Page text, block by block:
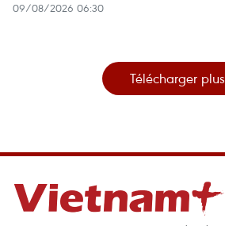
09/08/2026 06:30
Télécharger plus